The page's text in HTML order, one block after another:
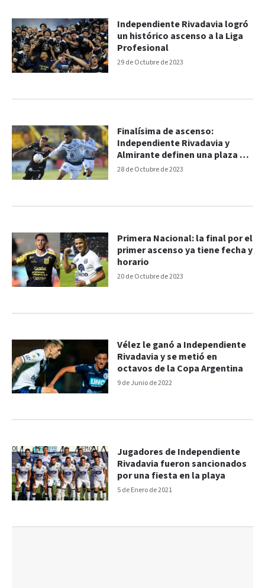
29 de Octubre de 2023
Independiente Rivadavia logró
un histórico ascenso a la Liga
Profesional
28 de Octubre de 2023
Finalísima de ascenso:
Independiente Rivadavia y
Almirante definen una plaza en
la Liga Profesional
20 de Octubre de 2023
Primera Nacional: la final por el
primer ascenso ya tiene fecha y
horario
9 de Junio de 2022
Vélez le ganó a Independiente
Rivadavia y se metió en
octavos de la Copa Argentina
5 de Enero de 2021
Jugadores de Independiente
Rivadavia fueron sancionados
por una fiesta en la playa